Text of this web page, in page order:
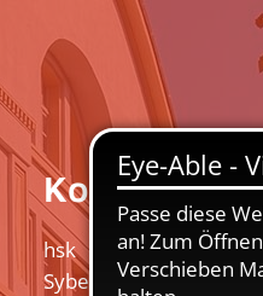
Kontakt
hsk
Sybelcentrum